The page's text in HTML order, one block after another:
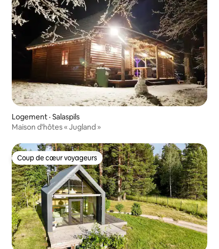
Logement · Salaspils
Maison d'hôtes « Jugland »
Coup de cœur voyageurs
Coup de cœur voyageurs